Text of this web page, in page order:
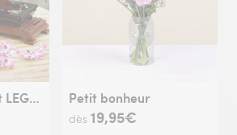
Coffret Bonsai et LEGO® Petit bonheur
dès 19,95€